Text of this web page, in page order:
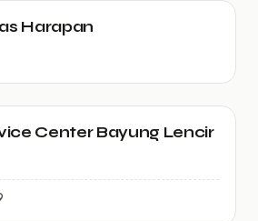
Harapan
Center Bayung Lencir